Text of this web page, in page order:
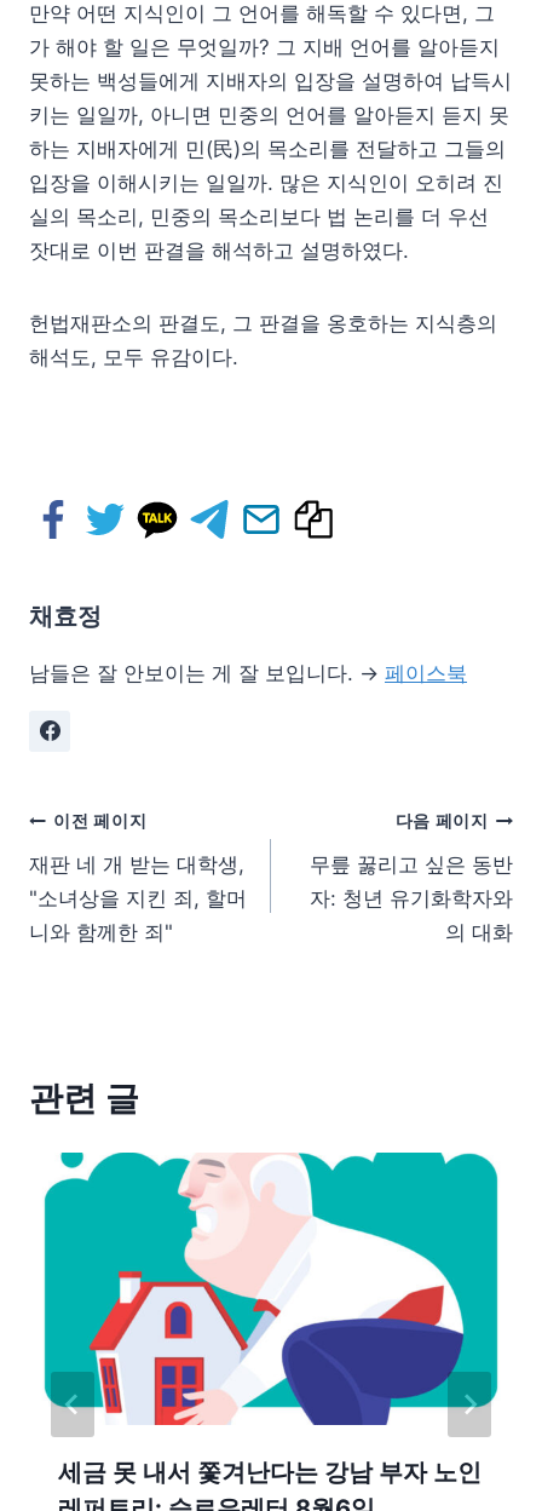
만약 어떤 지식인이 그 언어를 해독할 수 있다면, 그
가 해야 할 일은 무엇일까? 그 지배 언어를 알아듣지
못하는 백성들에게 지배자의 입장을 설명하여 납득시
키는 일일까, 아니면 민중의 언어를 알아듣지 듣지 못
하는 지배자에게 민(民)의 목소리를 전달하고 그들의
입장을 이해시키는 일일까. 많은 지식인이 오히려 진
실의 목소리, 민중의 목소리보다 법 논리를 더 우선
잣대로 이번 판결을 해석하고 설명하였다.
헌법재판소의 판결도, 그 판결을 옹호하는 지식층의
해석도, 모두 유감이다.
채효정
남들은 잘 안보이는 게 잘 보입니다. → 페이스북
이전 페이지
재판 네 개 받는 대학생,
"소녀상을 지킨 죄, 할머
니와 함께한 죄"
다음 페이지
무릎 꿇리고 싶은 동반
자: 청년 유기화학자와
의 대화
관련 글
세금 못 내서 쫓겨난다는 강남 부자 노인